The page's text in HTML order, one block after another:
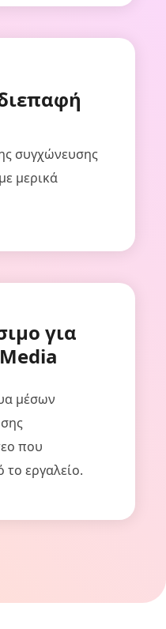
συγχώνευσης
μερικά
για
μέσων
που
το εργαλείο.